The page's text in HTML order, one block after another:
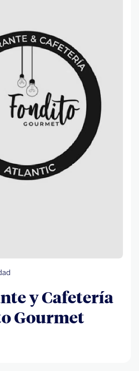
y Cafetería
Gourmet